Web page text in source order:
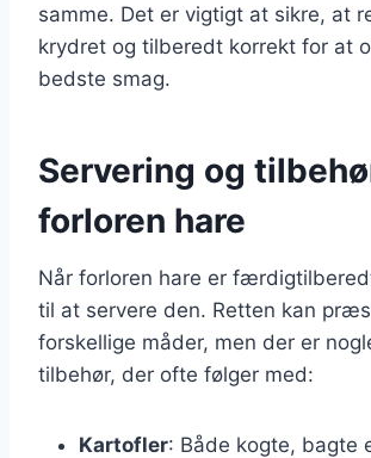
samme. Det er vigtigt at sikre, at
krydret og tilberedt korrekt for at
bedste smag.
Servering og
forloren hare
Når forloren hare er
til at servere den. Retten kan
forskellige måder, men der er
tilbehør, der ofte følger med:
Kartofler: Både kogte, bagte